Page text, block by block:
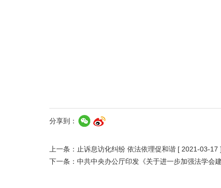
分享到：
上一条： 止诉息访化纠纷 依法依理促和谐 [ 2021-03-17
下一条： 中共中央办公厅印发《关于进一步加强法学会